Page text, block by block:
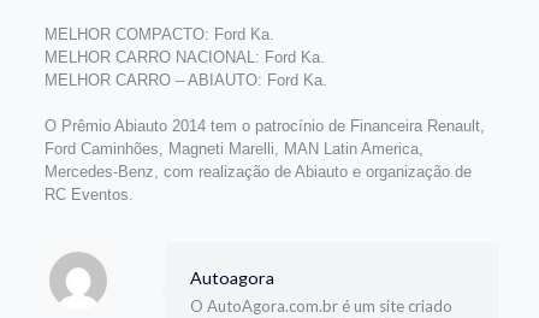
MELHOR COMPACTO: Ford Ka.
MELHOR CARRO NACIONAL: Ford Ka.
MELHOR CARRO – ABIAUTO: Ford Ka.
O Prêmio Abiauto 2014 tem o patrocínio de Financeira Renault,
Ford Caminhões, Magneti Marelli, MAN Latin America,
Mercedes-Benz, com realização de Abiauto e organização de
RC Eventos.
Autoagora
O AutoAgora.com.br é um site criado